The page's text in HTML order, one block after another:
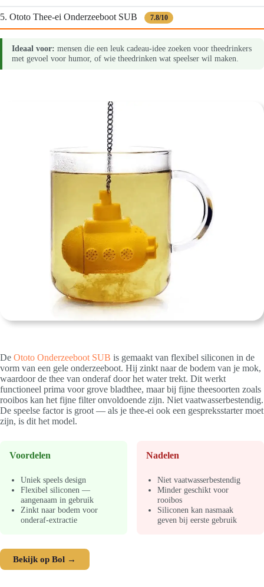
5. Ototo Thee-ei Onderzeeboot SUB 7.8/10
Ideaal voor: mensen die een leuk cadeau-idee zoeken voor theedrinkers
met gevoel voor humor, of wie theedrinken wat speelser wil maken.
De Ototo Onderzeeboot SUB is gemaakt van flexibel siliconen in de
vorm van een gele onderzeeboot. Hij zinkt naar de bodem van je mok,
waardoor de thee van onderaf door het water trekt. Dit werkt
functioneel prima voor grove bladthee, maar bij fijne theesoorten zoals
rooibos kan het fijne filter onvoldoende zijn. Niet vaatwasserbestendig.
De speelse factor is groot — als je thee-ei ook een gespreksstarter moet
zijn, is dit het model.
Voordelen
Uniek speels design
Flexibel siliconen —
aangenaam in gebruik
Zinkt naar bodem voor
onderaf-extractie
Nadelen
Niet vaatwasserbestendig
Minder geschikt voor
rooibos
Siliconen kan nasmaak
geven bij eerste gebruik
Bekijk op Bol →